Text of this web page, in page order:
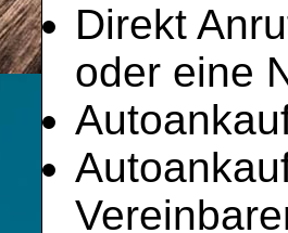
Direkt
oder eine